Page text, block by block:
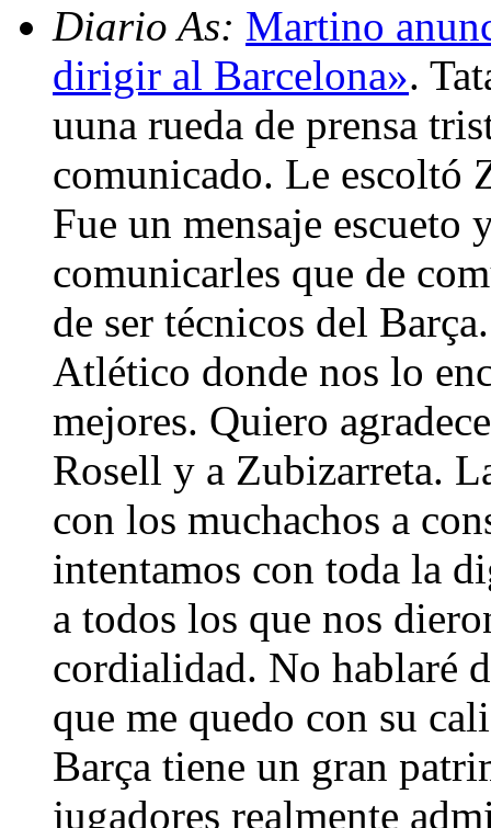
Diario As: Martino
dirigir al Barcelona».
uuna rueda de prensa
comunicado. Le escoltó
Fue un mensaje
comunicarles que de
de ser técnicos del
Atlético donde nos lo
mejores. Quiero
Rosell y a Zubizarreta.
con los muchachos a
intentamos con toda la
a todos los que nos
cordialidad. No hablaré
que me quedo con su
Barça tiene un gran
jugadores realmente